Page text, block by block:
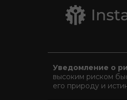
Уведомление о
высоким риском
его природу и